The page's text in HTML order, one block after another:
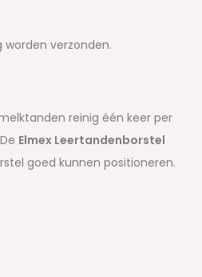
worden verzonden.
reinig één keer per
Elmex Leertandenborstel
goed kunnen positioneren.